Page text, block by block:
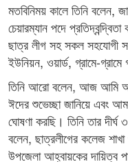
মতবিনিময় কালে তিনি বলেন,
চেয়ারম্যান পদে
ছাত্র লীগ সহ সকল সহযোগী
ইউনিয়ন, ওয়ার্ড, গ্রামে-
তিনি আরো বলেন, আজ আমি
ঈদের শুভেচ্ছা জানিয়ে এবং
ঘোষণা করছি। তিনি তার
বলেন, ছাত্রলীগের কলেজ
উপজেলা আহ্বায়কের দায়িত্ব